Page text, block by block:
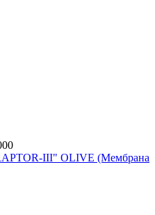
III" OLIVE (Мембрана